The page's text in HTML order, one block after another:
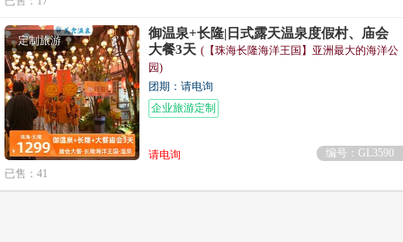
定制旅游
御温泉+长隆|日式露天温泉度假村、庙会
大餐3天 (【珠海长隆海洋王国】亚洲最大的海洋公
园)
团期：请电询
企业旅游定制
请电询
编号：GL3590
已售：41